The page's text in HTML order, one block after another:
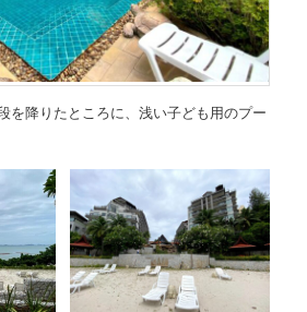
を降りたところに、浅い子ども用のプー